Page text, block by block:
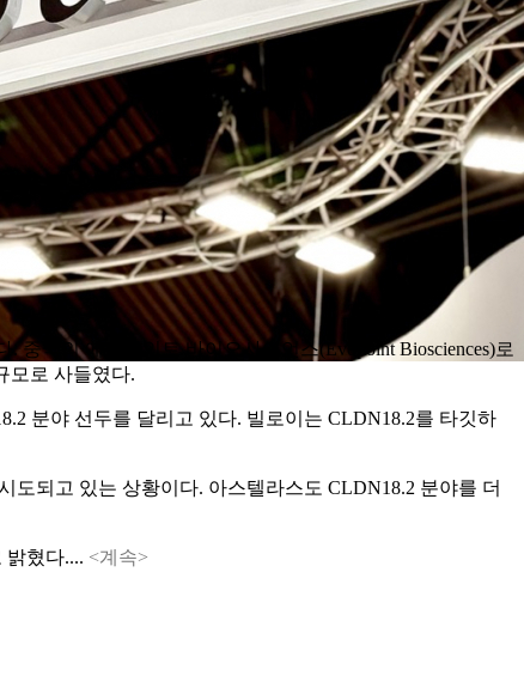
중국의 에보포인트 바이오사이언스(Evopoint Biosciences)로
모로 사들였다.
분야 선두를 달리고 있다. 빌로이는 CLDN18.2를 타깃하
되고 있는 상황이다. 아스텔라스도 CLDN18.2 분야를 더
밝혔다.... <계속>